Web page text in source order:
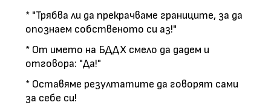
* "Трябва ли да прекрачваме границите, за да
опознаем собственото си аз!"
* От името на БДДХ смело да дадем и
отговора: "Да!"
* Оставяме резултатите да говорят сами
за себе си!